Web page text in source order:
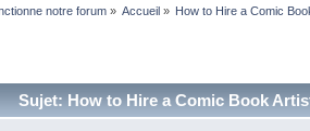
notre forum» Accueil » How to Hire a Comic
Sujet: How to Hire a Comic Book